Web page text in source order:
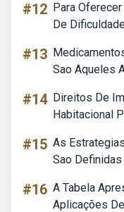
#12 Para
De
#13
Sao Aqueles
#14 Direitos De
Habitacional
#15 As
Sao
#16 A Tabela
Aplicações